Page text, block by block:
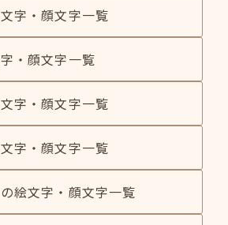
字・顔文字一覧
・顔文字一覧
字・顔文字一覧
字・顔文字一覧
絵文字・顔文字一覧